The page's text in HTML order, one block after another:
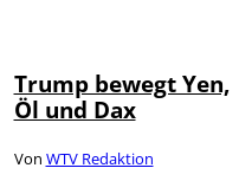
Trump bewegt Yen,
Öl und Dax
Von WTV Redaktion